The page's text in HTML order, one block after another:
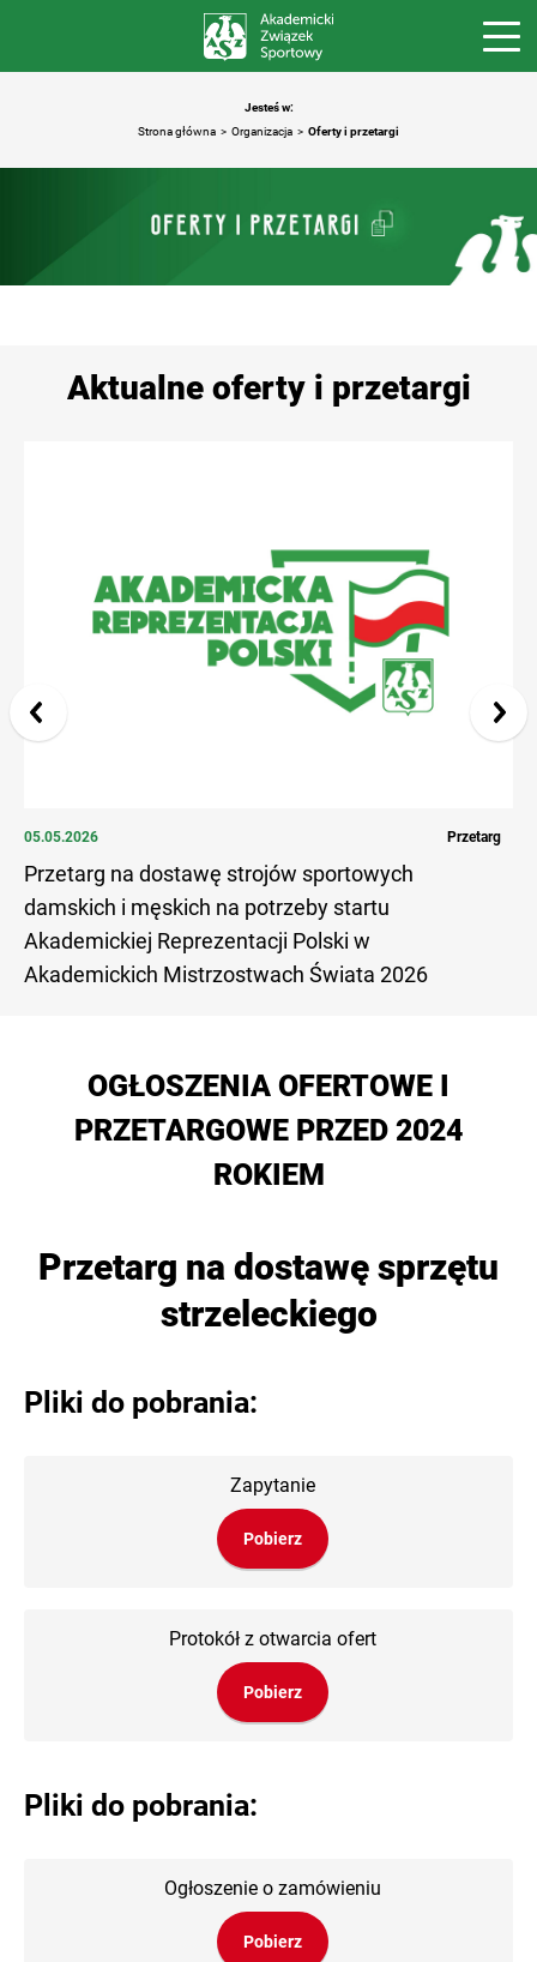
Jesteś w:
Strona główna
Organizacja Oferty i przetargi
Aktualne oferty i przetargi
05.05.2026 Przetarg
Przetarg na dostawę strojów sportowych
damskich i męskich na potrzeby startu
Akademickiej Reprezentacji Polski w
Akademickich Mistrzostwach Świata 2026
OGŁOSZENIA OFERTOWE I
PRZETARGOWE PRZED 2024
ROKIEM
Przetarg na dostawę sprzętu
strzeleckiego
Pliki do pobrania:
Zapytanie
Pobierz
Protokół z otwarcia ofert
Pobierz
Pliki do pobrania:
Ogłoszenie o zamówieniu
Pobierz